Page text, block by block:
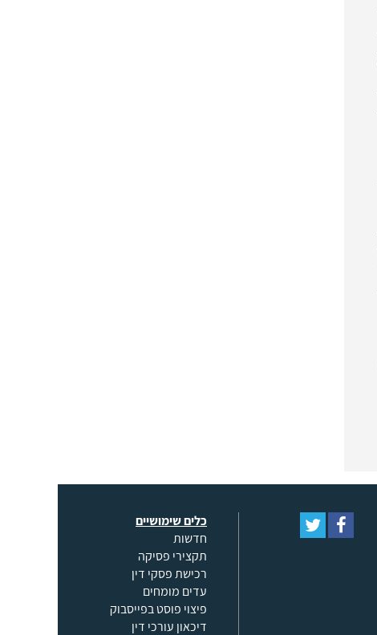
כלים שימושיים
חדשות
תקצירי פסיקה
רכישת פסקי דין
עדים מומחים
פיצוי פוסט בפייסבוק
דיכאון עורכי דין